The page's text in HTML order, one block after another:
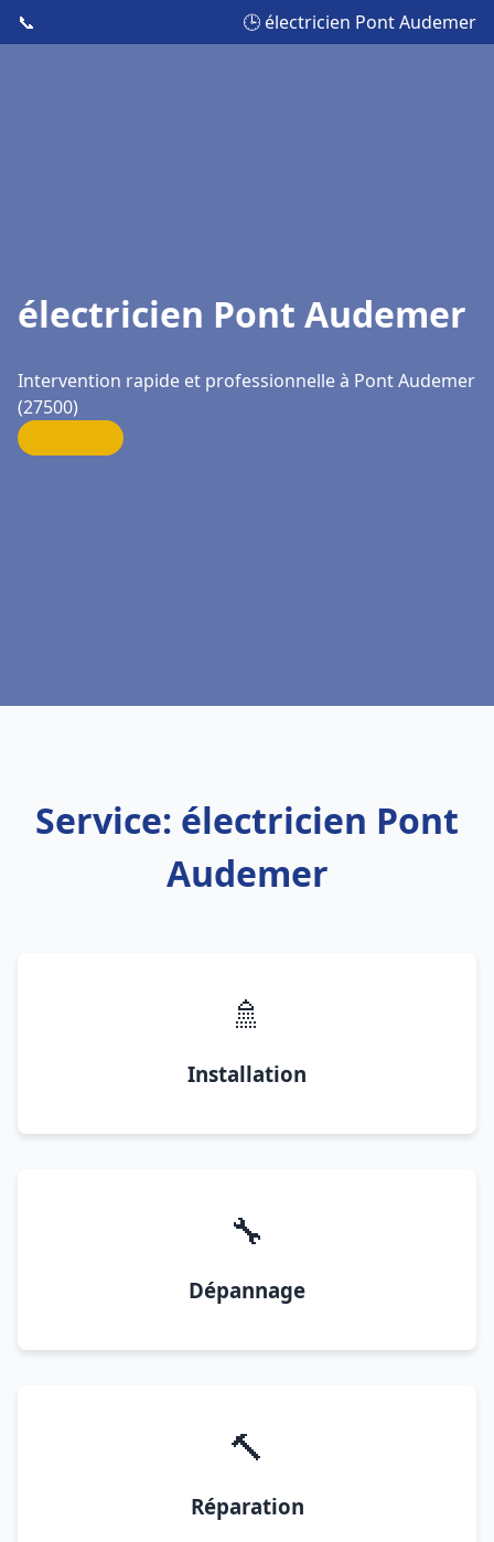
📞 🕒 électricien Pont Audemer
électricien Pont Audemer
Intervention rapide et professionnelle à Pont Audemer
(27500)
Service: électricien Pont
Audemer
🚿
Installation
🔧
Dépannage
🔨
Réparation